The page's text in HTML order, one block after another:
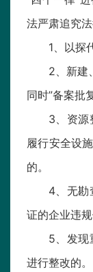
法严肃追究法
1、以探
2、新建
同时”备案批
3、资源
履行安全设
的。
4、无勘
证的企业违
5、发现
进行整改的。